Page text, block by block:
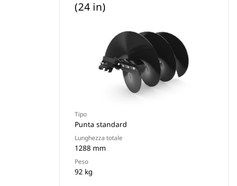
(24 in)
Tipo
Punta standard
Lunghezza totale
1288 mm
Peso
92 kg